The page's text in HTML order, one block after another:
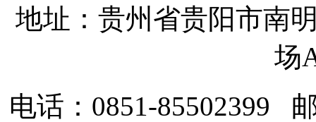
地址：贵州省贵阳市南
场
电话：0851-85502399